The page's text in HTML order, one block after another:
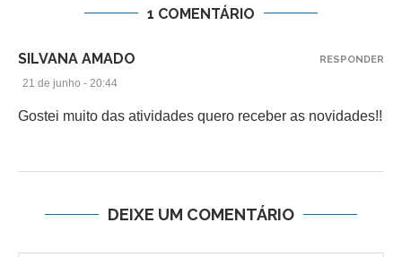
1 COMENTÁRIO
SILVANA AMADO
21 de junho - 20:44
Gostei muito das atividades quero receber as novidades!!
RESPONDER
DEIXE UM COMENTÁRIO